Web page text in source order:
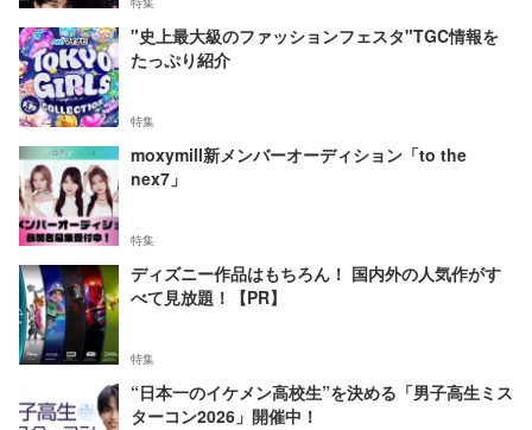
"史上最大級のファッションフェスタ"TGC情報を
たっぷり紹介
特集
moxymill新メンバーオーディション「to the
nex7」
特集
ディズニー作品はもちろん！ 国内外の人気作がす
べて見放題！【PR】
特集
“日本一のイケメン高校生”を決める「男子高生ミス
ターコン2026」開催中！